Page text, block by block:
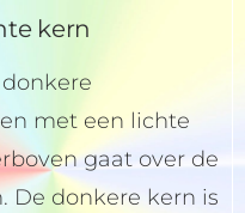
kern
met een lichte
gaat over de
De donkere kern is